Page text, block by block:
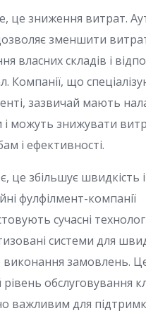
це зниження витрат.
зменшити
власних складів і
Компанії, що
зазвичай мають
і можуть знижувати
і ефективності.
це збільшує швидкість і
фулфілмент-компанії
сучасні
системи для
виконання замовлень.
обслуговування
важливим для